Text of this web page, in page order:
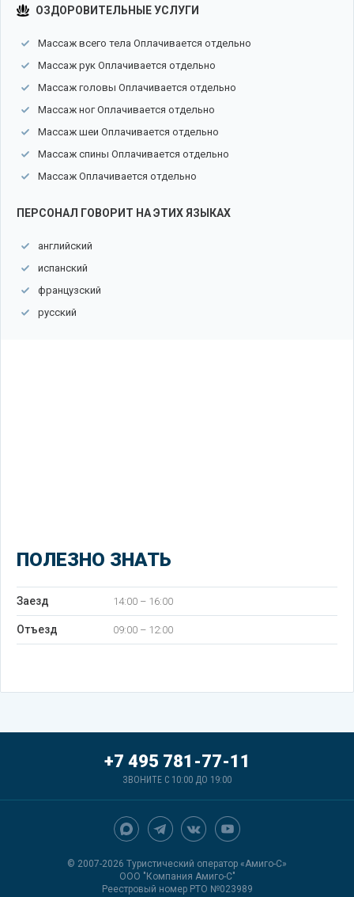
ОЗДОРОВИТЕЛЬНЫЕ УСЛУГИ
Массаж всего тела Оплачивается отдельно
Массаж рук Оплачивается отдельно
Массаж головы Оплачивается отдельно
Массаж ног Оплачивается отдельно
Массаж шеи Оплачивается отдельно
Массаж спины Оплачивается отдельно
Массаж Оплачивается отдельно
ПЕРСОНАЛ ГОВОРИТ НА ЭТИХ ЯЗЫКАХ
английский
испанский
французский
русский
ПОЛЕЗНО ЗНАТЬ
Заезд 14:00 – 16:00
Отъезд 09:00 – 12:00
© 2007-2026 Туристический оператор «Амиго-С»
ООО "Компания Амиго-С"
Реестровый номер РТО №023989
+7 495 781-77-11
ЗВОНИТЕ С 10:00 ДО 19:00